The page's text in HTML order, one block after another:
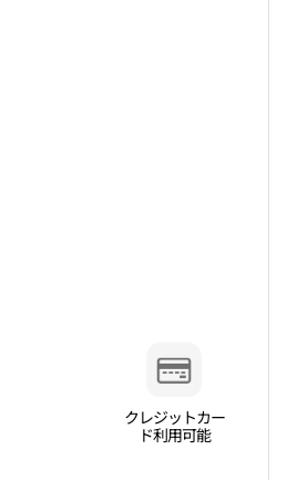
クレジットカー
ド利用可能